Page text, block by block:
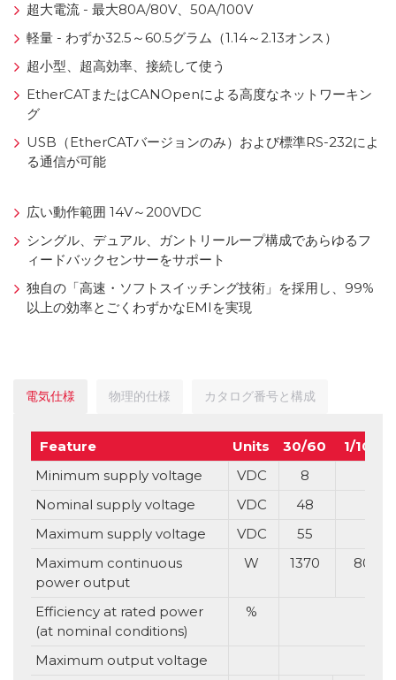
超大電流 - 最大80A/80V、50A/100V
軽量 - わずか32.5～60.5グラム（1.14～2.13オンス）
超小型、超高効率、接続して使う
EtherCATまたはCANOpenによる高度なネットワーキン
グ
USB（EtherCATバージョンのみ）および標準RS-232によ
る通信が可能
広い動作範囲 14V～200VDC
シングル、デュアル、ガントリーループ構成であらゆるフ
ィードバックセンサーをサポート
独自の「高速・ソフトスイッチング技術」を採用し、99%
以上の効率とごくわずかなEMIを実現
電気仕様 物理的仕様 カタログ番号と構成
Feature Units 30/60
1/100
Minimum supply voltage
VDC
8
Nominal supply voltage
VDC
48
Maximum supply voltage
VDC
55
Maximum continuous
power output
W 1370 80
Efficiency at rated power
(at nominal conditions)
%
Maximum output voltage